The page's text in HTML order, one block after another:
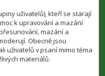
uživatelů), kteří se starají
k upravování a mazání
mazání a
Obecně jsou
uživatelů v psaní mimo téma
materiálů.